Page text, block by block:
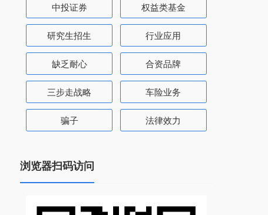
中投证券 权益类基金
研究生招生 行业应用
缺乏耐心 合资品牌
三步走战略 车险业务
骗子 法律效力
浏览器扫码访问